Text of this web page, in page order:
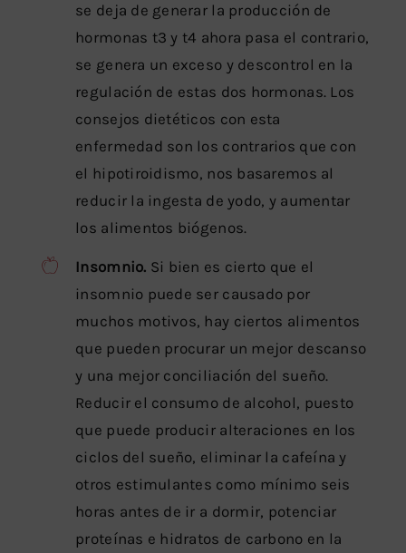
se deja de generar la producción de
hormonas t3 y t4 ahora pasa el contrario,
se genera un exceso y descontrol en la
regulación de estas dos hormonas. Los
consejos dietéticos con esta
enfermedad son los contrarios que con
el hipotiroidismo, nos basaremos al
reducir la ingesta de yodo, y aumentar
los alimentos biógenos.
Insomnio. Si bien es cierto que el
insomnio puede ser causado por
muchos motivos, hay ciertos alimentos
que pueden procurar un mejor descanso
y una mejor conciliación del sueño.
Reducir el consumo de alcohol, puesto
que puede producir alteraciones en los
ciclos del sueño, eliminar la cafeína y
otros estimulantes como mínimo seis
horas antes de ir a dormir, potenciar
proteínas e hidratos de carbono en la